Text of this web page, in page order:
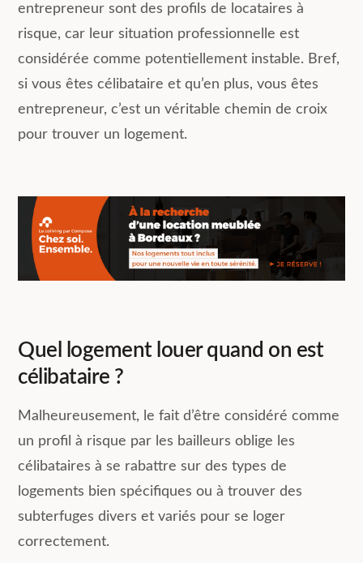
entrepreneur sont des profils de locataires à
risque, car leur situation professionnelle est
considérée comme potentiellement instable. Bref,
si vous êtes célibataire et qu’en plus, vous êtes
entrepreneur, c’est un véritable chemin de croix
pour trouver un logement.
Quel logement louer quand on est
célibataire ?
Malheureusement, le fait d’être considéré comme
un profil à risque par les bailleurs oblige les
célibataires à se rabattre sur des types de
logements bien spécifiques ou à trouver des
subterfuges divers et variés pour se loger
correctement.